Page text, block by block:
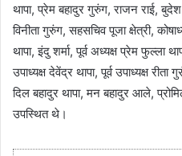
थापा, प्रेम बहादुर गुरुंग, राजन राई,
विनीता गुरुंग, सहसचिव पूजा क्षेत्री,
थापा, इंदु शर्मा, पूर्व अध्यक्ष प्रेम फुल्ला
उपाध्यक्ष देवेंद्र थापा, पूर्व उपाध्यक्ष
दिल बहादुर थापा, मन बहादुर आले,
उपस्थित थे।